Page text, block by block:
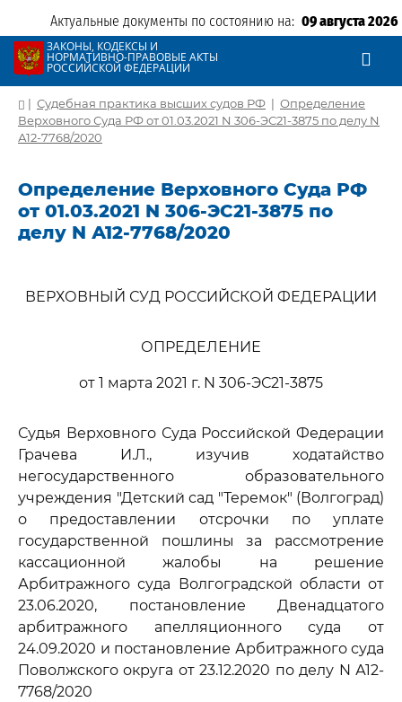
Актуальные документы по состоянию на: 09 августа 2026
ЗАКОНЫ, КОДЕКСЫ И
НОРМАТИВНО-ПРАВОВЫЕ АКТЫ
РОССИЙСКОЙ ФЕДЕРАЦИИ
| Судебная практика высших судов РФ | Определение
Верховного Суда РФ от 01.03.2021 N 306-ЭС21-3875 по делу N
А12-7768/2020
Определение Верховного Суда РФ
от 01.03.2021 N 306-ЭС21-3875 по
делу N А12-7768/2020
ВЕРХОВНЫЙ СУД РОССИЙСКОЙ ФЕДЕРАЦИИ
ОПРЕДЕЛЕНИЕ
от 1 марта 2021 г. N 306-ЭС21-3875
Судья Верховного Суда Российской Федерации
Грачева И.Л., изучив ходатайство
негосударственного образовательного
учреждения "Детский сад "Теремок" (Волгоград)
о предоставлении отсрочки по уплате
государственной пошлины за рассмотрение
кассационной жалобы на решение
Арбитражного суда Волгоградской области от
23.06.2020, постановление Двенадцатого
арбитражного апелляционного суда от
24.09.2020 и постановление Арбитражного суда
Поволжского округа от 23.12.2020 по делу N А12-
7768/2020